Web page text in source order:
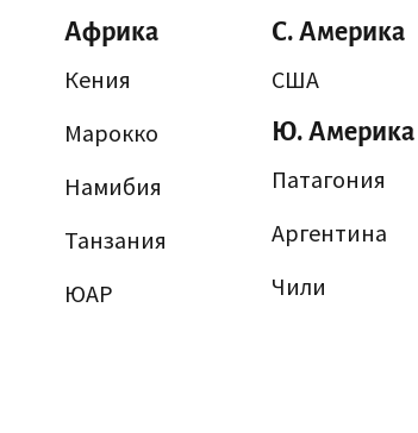
Африка
Кения
Марокко
Намибия
Танзания
ЮАР
С. Америка
США
Ю. Америка
Патагония
Аргентина
Чили